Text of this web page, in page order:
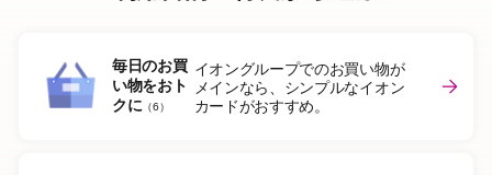
毎日のお買
い物をおト
クに （6）
イオングループでのお買い物が
メインなら、シンプルなイオン
カードがおすすめ。